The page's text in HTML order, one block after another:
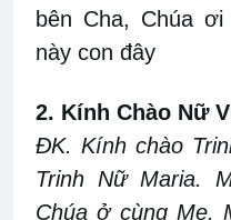
bên Cha, Chúa
này con đây
2. Kính Chào Nữ
ĐK. Kính chào
Trinh Nữ Maria.
Chúa ở cùng Mẹ.